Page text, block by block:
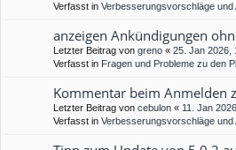
Verfasst in Verbesserungsvorschläge und
anzeigen Ankündigungen
Letzter Beitrag von greno « 25. Jan 2026,
Verfasst in Fragen und Probleme zu den
Kommentar beim Anmelden
Letzter Beitrag von cebulon « 11. Jan
Verfasst in Verbesserungsvorschläge und